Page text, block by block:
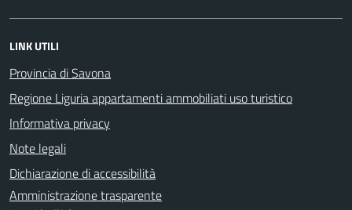
LINK UTILI
Provincia di Savona
Regione Liguria appartamenti ammobiliati uso turistico
Informativa privacy
Note legali
Dichiarazione di accessibilità
Amministrazione trasparente